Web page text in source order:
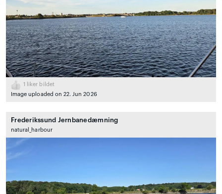
1
liker bildet
Image uploaded on 22. Jun 2026
Frederikssund Jernbanedæmning
natural_harbour